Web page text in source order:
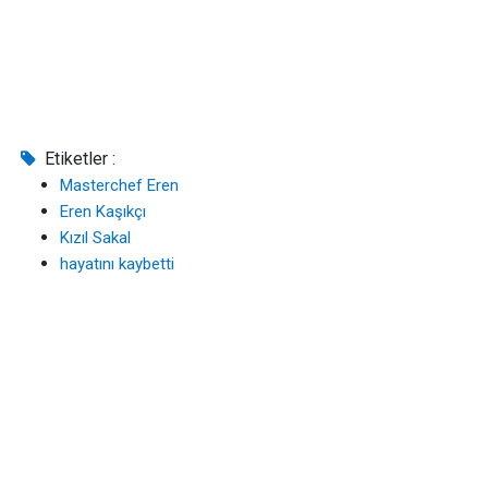
Etiketler :
Masterchef Eren
Eren Kaşıkçı
Kızıl Sakal
hayatını kaybetti